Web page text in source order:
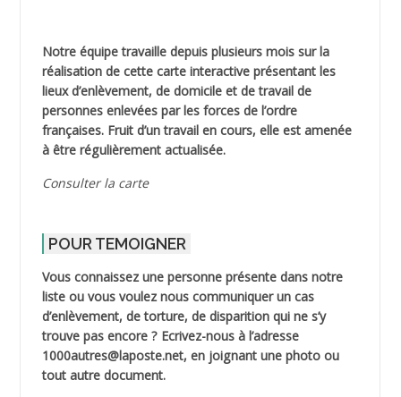
Notre équipe travaille depuis plusieurs mois sur la
réalisation de cette carte interactive présentant les
lieux d’enlèvement, de domicile et de travail de
personnes enlevées par les forces de l’ordre
françaises. Fruit d’un travail en cours, elle est amenée
à être régulièrement actualisée.
Consulter la carte
POUR TEMOIGNER
Vous connaissez une personne présente dans notre
liste ou vous voulez nous communiquer un cas
d’enlèvement, de torture, de disparition qui ne s’y
trouve pas encore ? Ecrivez-nous à l’adresse
1000autres@laposte.net, en joignant une photo ou
tout autre document.